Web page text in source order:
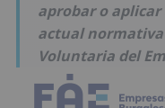
aprobar o
actual
Voluntaria del